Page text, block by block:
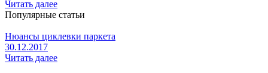
Читать далее
Популярные статьи
Нюансы циклевки паркета
30.12.2017
Читать далее